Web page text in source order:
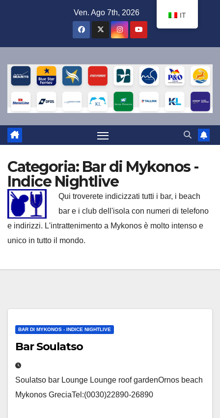
Ven. Ago 7th, 2026
Categoria: Bar di Mykonos -
Indice Nightlive
Qui troverete indicizzati tutti i bar, i beach
bar e i club dell'isola con numeri di telefono
e indirizzi. L'intrattenimento a Mykonos è molto intenso e
unico in tutto il mondo.
BAR DI MYKONOS - INDICE NIGHTLIVE
Bar Soulatso
Soulatso bar Lounge Lounge roof gardenOrnos beach
Mykonos GreciaTel:(0030)22890-26890
IT